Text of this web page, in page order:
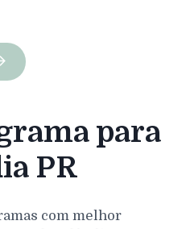
para
PR
com melhor